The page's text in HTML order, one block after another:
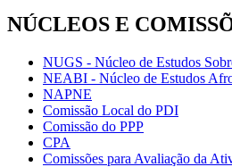
NÚCLEOS E
NUGS - Núcleo de Estudos
NEABI - Núcleo de Estudos
NAPNE
Comissão Local do PDI
Comissão do PPP
CPA
Comissões para Avaliação da